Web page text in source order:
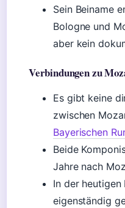
Sein Beiname
Bologne und
aber kein
Verbindungen zu
Es gibt keine
zwischen
Bayerischen
Beide
Jahre nach
In der
eigenständig